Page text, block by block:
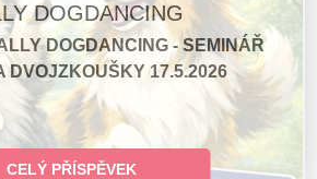
DOGDANCING
DOGDANCING - SEMINÁŘ
DVOJZKOUŠKY 17.5.2026
CELÝ PŘÍSPĚVEK